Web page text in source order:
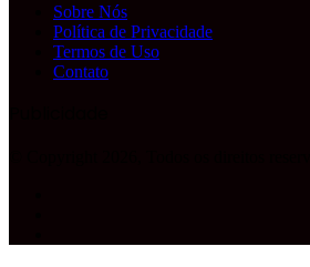
Sobre Nós
Política de Privacidade
Termos de Uso
Contato